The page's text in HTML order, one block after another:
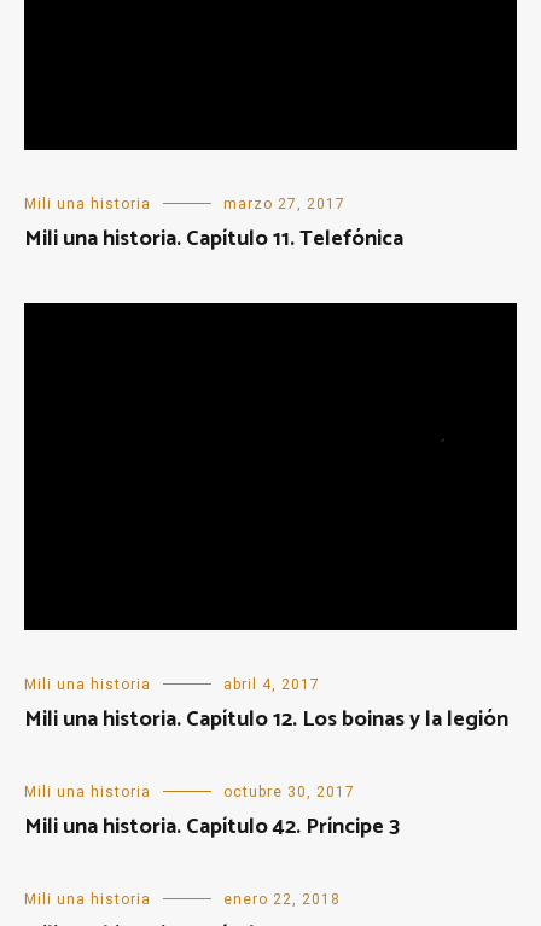
Mili una historia marzo 27, 2017
Mili una historia. Capítulo 11. Telefónica
Mili una historia abril 4, 2017
Mili una historia. Capítulo 12. Los boinas y la legión
Mili una historia octubre 30, 2017
Mili una historia. Capítulo 42. Príncipe 3
Mili una historia enero 22, 2018